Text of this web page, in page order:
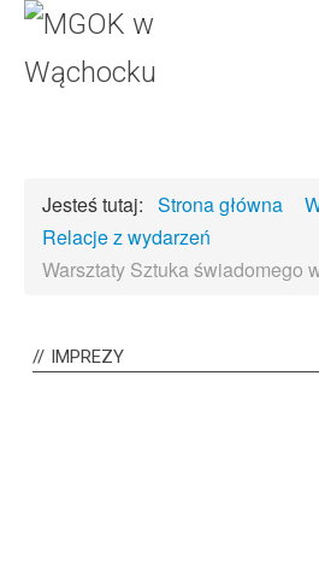
Jesteś tutaj: Strona główna
Relacje z wydarzeń
Warsztaty Sztuka świadomego
IMPREZY